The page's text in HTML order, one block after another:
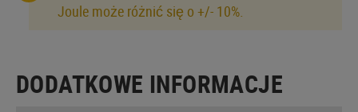
Joule może różnić się o +/- 10%.
DODATKOWE INFORMACJE